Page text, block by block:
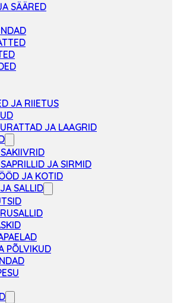
SÄÄRED
JA RIIETUS
JA LAAGRID
JA SIRMID
JA KOTID
SALLID
PÕLVIKUD